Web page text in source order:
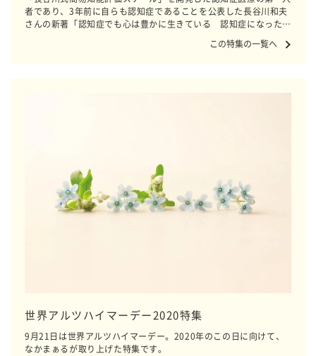
者であり、3年前に自らも認知症であることを公表した長谷川和夫
さんの新著「認知症でも心は豊かに生きている 認知症になった認
知症専門医 長谷川和夫100の言葉」を題材に、この本を読んだ３
人の「あの人」に、心に響いた言葉を紹介していただきます。
この特集の一覧へ
世界アルツハイマーデー2020特集
9月21日は世界アルツハイマーデー。2020年のこの日に向けて、
なかまぁるが取り上げた特集です。